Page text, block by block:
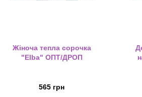
Жіноча тепла сорочка
"Elba" ОПТ/ДРОП
565 грн